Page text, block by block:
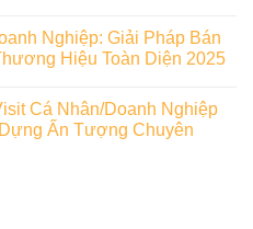
Nghiệp: Giải Pháp Bán
Hiệu Toàn Diện 2025
Cá Nhân/Doanh Nghiệp
Ấn Tượng Chuyên